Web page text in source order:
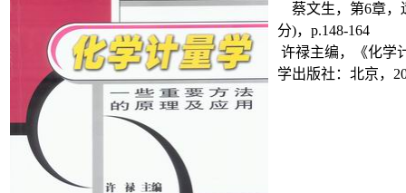
蔡文生，第6章，
分)， p.148-164
许禄主编，《化学
学出版社：北京，